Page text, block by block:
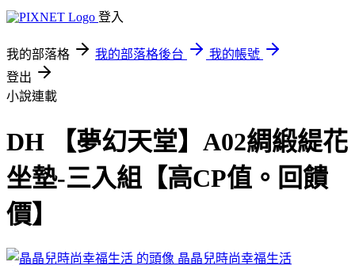
登入
我的部落格 我的部落格後台
我的帳號
登出
小說連載
DH 【夢幻天堂】A02綢緞緹花
坐墊-三入組【高CP值。回饋
價】
晶晶兒時尚幸福生活